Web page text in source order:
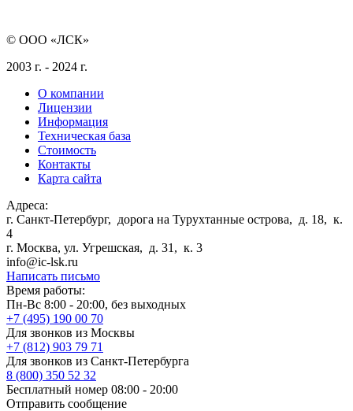
© ООО «ЛСК»
2003 г. - 2024 г.
О компании
Лицензии
Информация
Техническая база
Стоимость
Контакты
Карта сайта
Адреса:
г. Санкт-Петербург, дорога на Турухтанные острова, д. 18, к.
4
г. Москва, ул. Угрешская, д. 31, к. 3
info@ic-lsk.ru
Написать письмо
Время работы:
Пн-Вс 8:00 - 20:00, без выходных
+7 (495) 190 00 70
Для звонков из Москвы
+7 (812) 903 79 71
Для звонков из Санкт-Петербурга
8 (800) 350 52 32
Бесплатный номер 08:00 - 20:00
Отправить сообщение